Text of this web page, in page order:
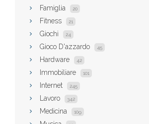
Famiglia 20
Fitness 21
Giochi 24
Gioco D'azzardo 45
Hardware 42
Immobiliare 101
Internet 245
Lavoro 342
Medicina 109